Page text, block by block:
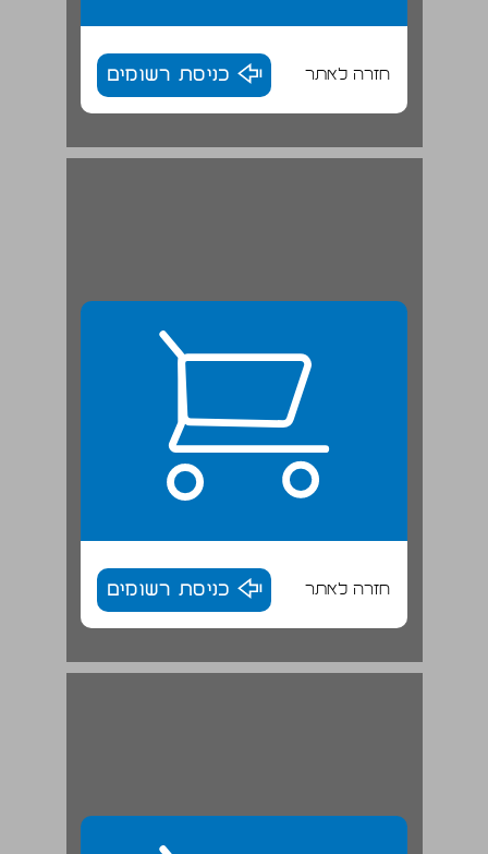
חזרה לאתר כניסת רשומים
חזרה לאתר כניסת רשומים